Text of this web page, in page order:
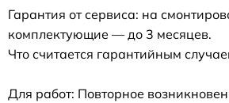
Гарантия от сервиса: на
комплектующие — до 3 месяцев.
Что считается гарантийным
Для работ: Повторное